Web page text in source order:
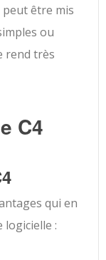
peut être mis
ou
rend très
C4
qui en
: